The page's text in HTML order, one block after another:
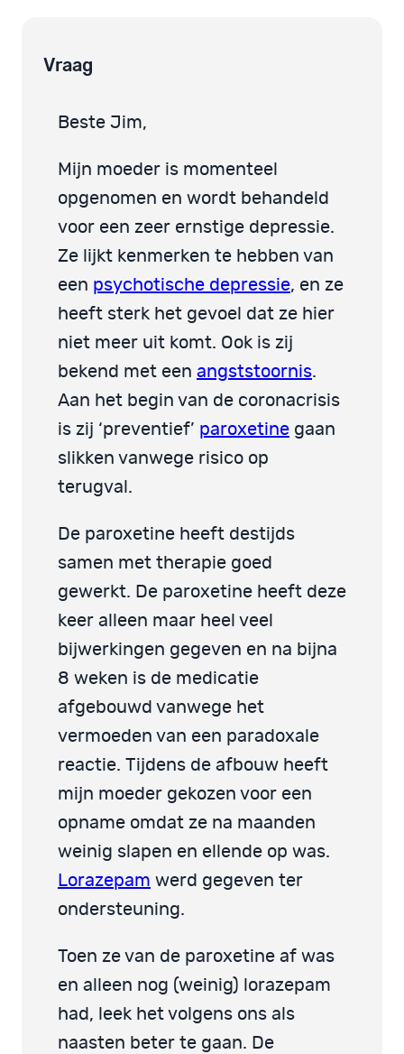
Vraag
Beste Jim,
Mijn moeder is momenteel
opgenomen en wordt behandeld
voor een zeer ernstige depressie.
Ze lijkt kenmerken te hebben van
een psychotische depressie, en ze
heeft sterk het gevoel dat ze hier
niet meer uit komt. Ook is zij
bekend met een angststoornis.
Aan het begin van de coronacrisis
is zij ‘preventief’ paroxetine gaan
slikken vanwege risico op
terugval.
De paroxetine heeft destijds
samen met therapie goed
gewerkt. De paroxetine heeft deze
keer alleen maar heel veel
bijwerkingen gegeven en na bijna
8 weken is de medicatie
afgebouwd vanwege het
vermoeden van een paradoxale
reactie. Tijdens de afbouw heeft
mijn moeder gekozen voor een
opname omdat ze na maanden
weinig slapen en ellende op was.
Lorazepam werd gegeven ter
ondersteuning.
Toen ze van de paroxetine af was
en alleen nog (weinig) lorazepam
had, leek het volgens ons als
naasten beter te gaan. De